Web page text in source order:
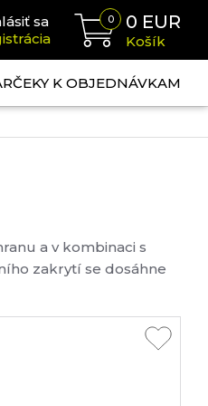
sa
0 0 EUR
Košík
K OBJEDNÁVKAM
a v kombinaci s
zakrytí se dosáhne
optimálního